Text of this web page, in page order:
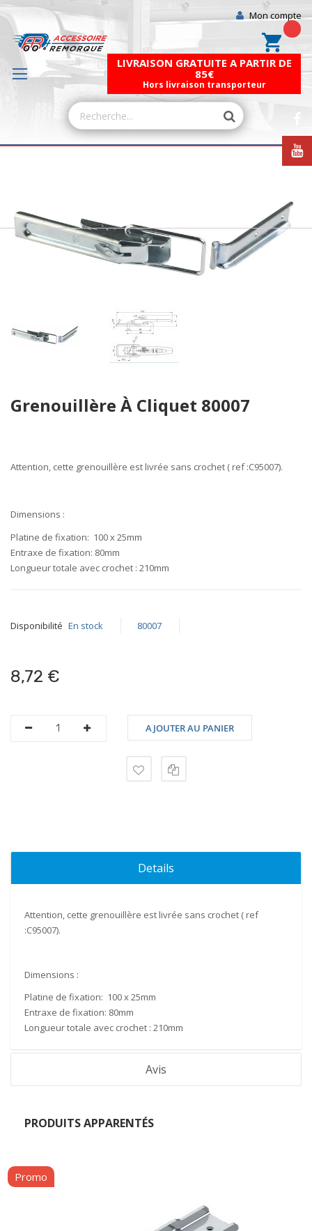
Mon compte
Mon
LIVRAISON GRATUITE A PARTIR DE
85€
Hors livraison transporteur
to
the
to
the
Grenouillère À Cliquet 80007
Attention, cette grenouillère est livrée sans crochet ( ref :C95007).
Dimensions :
Platine de fixation: 100 x 25mm
Entraxe de fixation: 80mm
Longueur totale avec crochet : 210mm
Disponibilité En stock 80007
8,72 €
AJOUTER AU PANIER
Details
Attention, cette grenouillère est livrée sans crochet ( ref
:C95007).
Dimensions :
Platine de fixation: 100 x 25mm
Entraxe de fixation: 80mm
Longueur totale avec crochet : 210mm
Avis
PRODUITS APPARENTÉS
Promo